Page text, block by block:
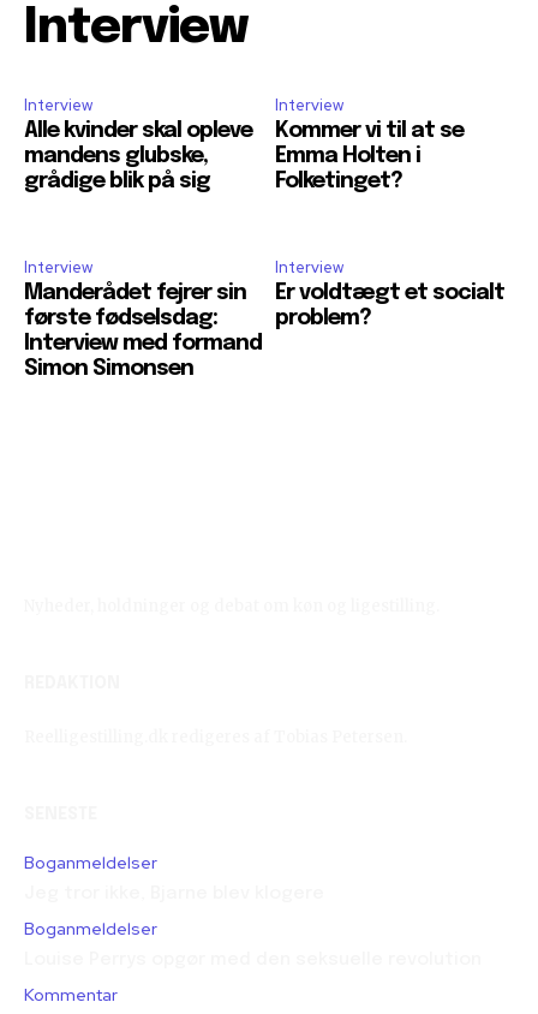
Interview
Interview
Alle kvinder skal opleve
mandens glubske,
grådige blik på sig
Interview
Kommer vi til at se
Emma Holten i
Folketinget?
Interview
Manderådet fejrer sin
første fødselsdag:
Interview med formand
Simon Simonsen
Interview
Er voldtægt et socialt
problem?
Boganmeldelser
Boganmeldelser
Kommentar